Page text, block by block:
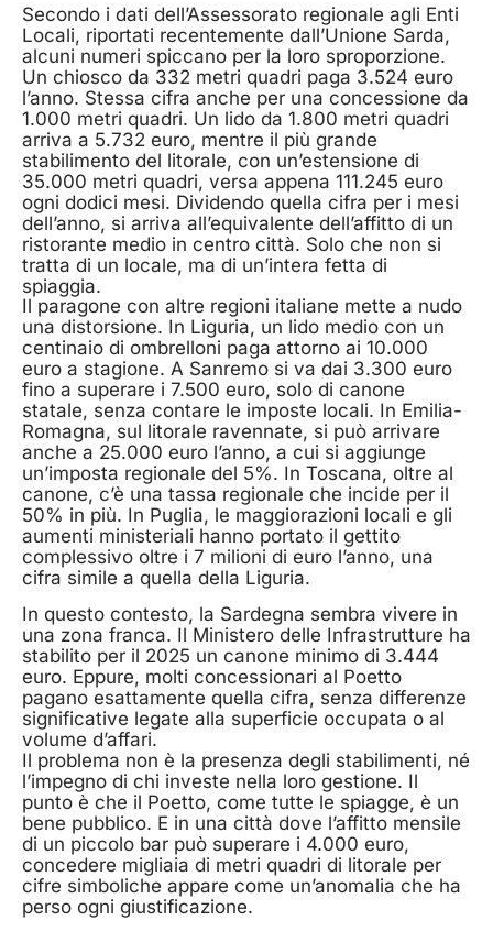
Secondo i dati dell’Assessorato regionale agli Enti
Locali, riportati recentemente dall’Unione Sarda,
alcuni numeri spiccano per la loro sproporzione.
Un chiosco da 332 metri quadri paga 3.524 euro
l’anno. Stessa cifra anche per una concessione da
1.000 metri quadri. Un lido da 1.800 metri quadri
arriva a 5.732 euro, mentre il più grande
stabilimento del litorale, con un’estensione di
35.000 metri quadri, versa appena 111.245 euro
ogni dodici mesi. Dividendo quella cifra per i mesi
dell’anno, si arriva all’equivalente dell’affitto di un
ristorante medio in centro città. Solo che non si
tratta di un locale, ma di un’intera fetta di
spiaggia.
Il paragone con altre regioni italiane mette a nudo
una distorsione. In Liguria, un lido medio con un
centinaio di ombrelloni paga attorno ai 10.000
euro a stagione. A Sanremo si va dai 3.300 euro
fino a superare i 7.500 euro, solo di canone
statale, senza contare le imposte locali. In Emilia-
Romagna, sul litorale ravennate, si può arrivare
anche a 25.000 euro l’anno, a cui si aggiunge
un’imposta regionale del 5%. In Toscana, oltre al
canone, c’è una tassa regionale che incide per il
50% in più. In Puglia, le maggiorazioni locali e gli
aumenti ministeriali hanno portato il gettito
complessivo oltre i 7 milioni di euro l’anno, una
cifra simile a quella della Liguria.
In questo contesto, la Sardegna sembra vivere in
una zona franca. Il Ministero delle Infrastrutture ha
stabilito per il 2025 un canone minimo di 3.444
euro. Eppure, molti concessionari al Poetto
pagano esattamente quella cifra, senza differenze
significative legate alla superficie occupata o al
volume d’affari.
Il problema non è la presenza degli stabilimenti, né
l’impegno di chi investe nella loro gestione. Il
punto è che il Poetto, come tutte le spiagge, è un
bene pubblico. E in una città dove l’affitto mensile
di un piccolo bar può superare i 4.000 euro,
concedere migliaia di metri quadri di litorale per
cifre simboliche appare come un’anomalia che ha
perso ogni giustificazione.